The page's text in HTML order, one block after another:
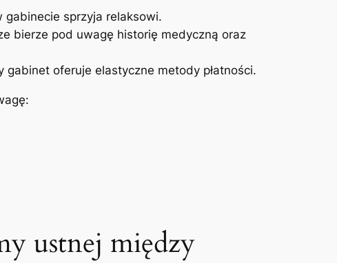
sprzyja relaksowi.
bierze‍ pod uwagę historię ​medyczną oraz
oferuje elastyczne metody‌ płatności.
ustnej⁢ między